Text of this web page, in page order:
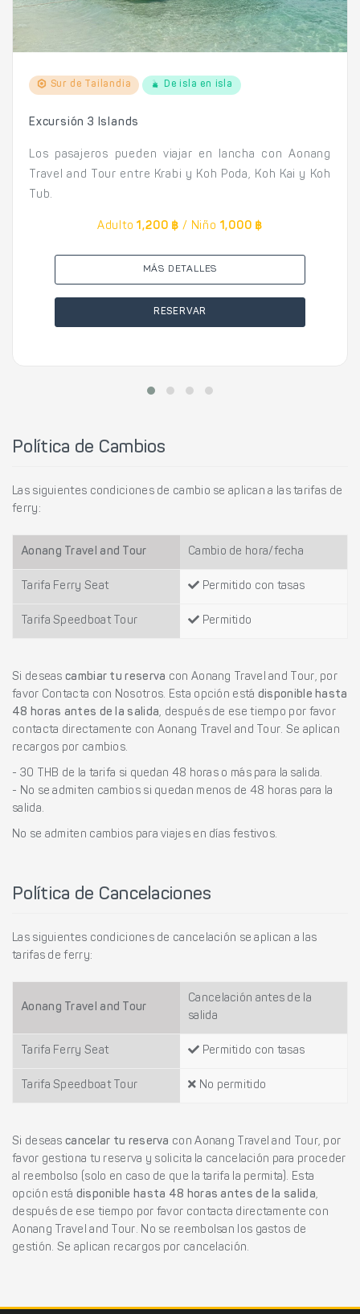
Sur de Tailandia De isla en isla
Excursión 3 Islands
Los pasajeros pueden viajar en lancha con Aonang
Travel and Tour entre Krabi y Koh Poda, Koh Kai y Koh
Tub.
Adulto 1,200 ฿ / Niño 1,000 ฿
MÁS DETALLES
RESERVAR
Política de Cambios
Las siguientes condiciones de cambio se aplican a las tarifas de
ferry:
Aonang Travel and Tour Cambio de hora/fecha
Tarifa Ferry Seat Permitido con tasas
Tarifa Speedboat Tour Permitido
Si deseas cambiar tu reserva con Aonang Travel and Tour, por
favor Contacta con Nosotros. Esta opción está disponible hasta
48 horas antes de la salida, después de ese tiempo por favor
contacta directamente con Aonang Travel and Tour. Se aplican
recargos por cambios.
- 30 THB de la tarifa si quedan 48 horas o más para la salida.
- No se admiten cambios si quedan menos de 48 horas para la
salida.
No se admiten cambios para viajes en días festivos.
Política de Cancelaciones
Las siguientes condiciones de cancelación se aplican a las
tarifas de ferry:
Aonang Travel and Tour
Cancelación antes de la
salida
Tarifa Ferry Seat Permitido con tasas
Tarifa Speedboat Tour No permitido
Si deseas cancelar tu reserva con Aonang Travel and Tour, por
favor gestiona tu reserva y solicita la cancelación para proceder
al reembolso (solo en caso de que la tarifa la permita). Esta
opción está disponible hasta 48 horas antes de la salida,
después de ese tiempo por favor contacta directamente con
Aonang Travel and Tour. No se reembolsan los gastos de
gestión. Se aplican recargos por cancelación.